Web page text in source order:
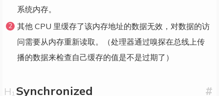
系统内存。
其他 CPU 里缓存了该内存地址的数据无效，对数据的访
问需要从内存重新读取。（处理器通过嗅探在总线上传
播的数据来检查自己缓存的值是不是过期了）
#
Synchronized